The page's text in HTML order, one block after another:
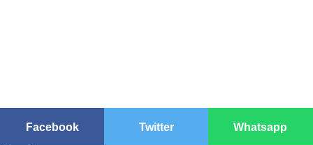
Facebook Twitter Whatsapp